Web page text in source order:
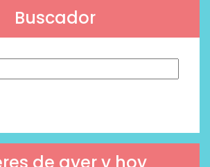
Buscador
de ayer y hoy